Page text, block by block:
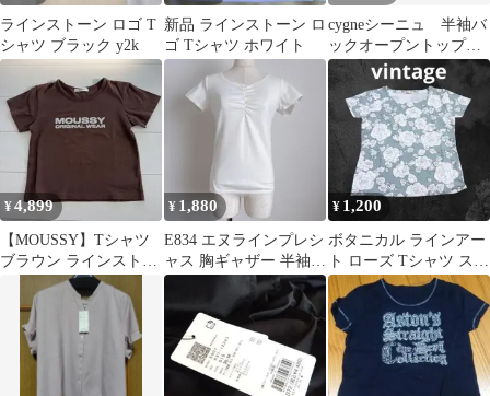
ラインストーン ロゴ T
シャツ ブラック y2k
新品 ラインストーン ロ
ゴ Tシャツ ホワイト
cygneシーニュ 半袖バ
ックオープントップス
Rena ボーダー
¥4,899
【MOUSSY】Tシャツ
ブラウン ラインストー
ン♡ FREE
¥ 1,880
E834 エヌラインプレシ
ャス 胸ギャザー 半袖カ
ットソー 9トップス
¥ 1,200
ボタニカル ラインアー
ト ローズ Tシャツ スト
レッチ素材 M